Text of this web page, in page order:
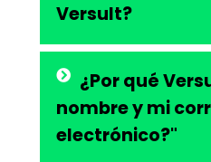
Versult?
¿Por qué
nombre y mi
electrónico?"